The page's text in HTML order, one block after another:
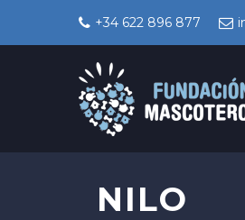
+34 622 896 877
NILO